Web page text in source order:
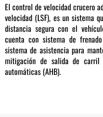
El control de velocidad crucero
velocidad (LSF), es un sistema
distancia segura con el
cuenta con sistema de
sistema de asistencia para
mitigación de salida de
automáticas (AHB).